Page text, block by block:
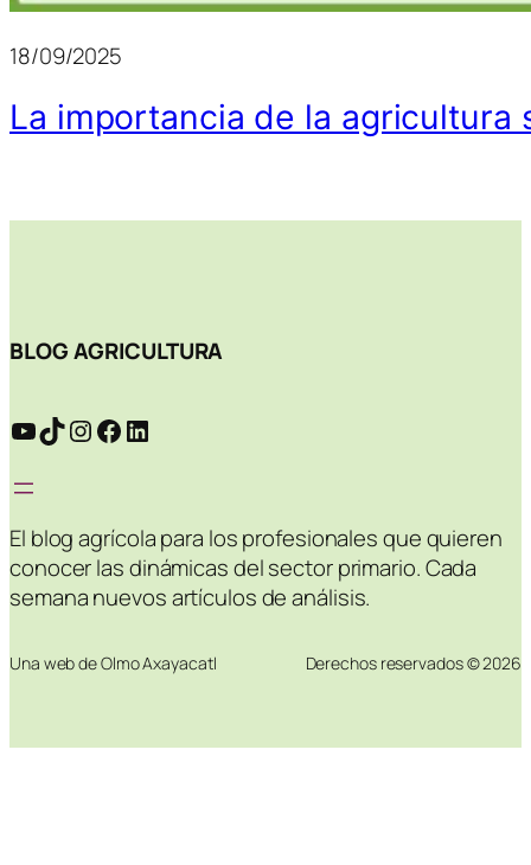
18/09/2025
La importancia de la agricultura
BLOG AGRICULTURA
YouTube
TikTok
Instagram
Facebook
LinkedIn
El blog agrícola para los profesionales que quieren
conocer las dinámicas del sector primario. Cada
semana nuevos artículos de análisis.
Una web de Olmo Axayacatl Derechos reservados © 2026